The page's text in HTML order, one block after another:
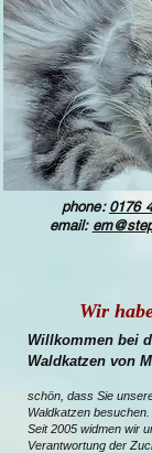
phone: 0176
email:
Willkommen bei
Waldkatzen von
schön, dass Sie
Waldkatzen besuchen.
Seit 2005 widmen wir
Verantwortung der
Wir